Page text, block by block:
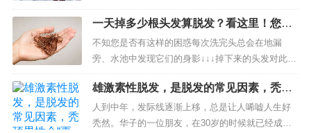
发了，九零后都开始在担忧自己的发际线，对于脱
发我们必须引起重视了。可为什么很多人到了中年
都会脱发呢？...
一天掉多少根头发算脱发？看这里！您中
招了吗……
不知您是否有这样的困惑每次洗完头总会在地漏
旁、水池中发现它们的身影↓↓↓掉下来的头发对此，
也有网友提出了这样的疑惑说起脱发不少人都有这
样的担忧要是秃了可咋办……国家卫生健康委员会
发布的脱发人群调查显示...
雄激素性脱发，是脱发的常见因素，秃顶
男性会“更男人”吗？
人到中年，发际线逐渐上移，总是让人唏嘘人生好
秃然。华子的一位朋友，在30岁的时候就已经成了